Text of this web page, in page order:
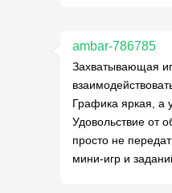
ambar-786785
Захватывающая
Графика яркая, а
Удовольствие от
просто не
мини-игр и